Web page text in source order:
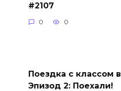
#2107
0 0
Поездка с классом
Эпизод 2: Поехали!